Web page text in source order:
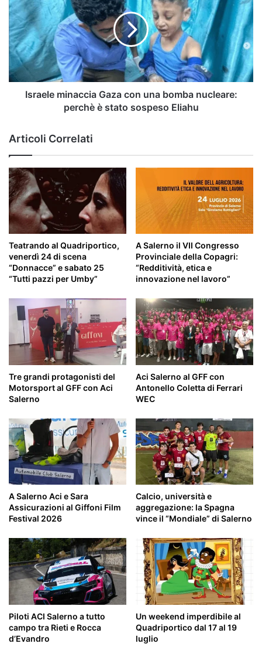
Gaza
con
una
bomba
nucleare:
perchè
è
statoIsraele minaccia Gaza con una bomba nucleare:
perchè è stato sospeso Eliahu
Articoli Correlati
Teatrando al Quadriportico,
venerdì 24 di scena
“Donnacce” e sabato 25
“Tutti pazzi per Umby”
A Salerno il VII Congresso
Provinciale della Copagri:
“Redditività, etica e
innovazione nel lavoro”
Tre grandi protagonisti del
Motorsport al GFF con Aci
Salerno
Aci Salerno al GFF con
Antonello Coletta di Ferrari
WEC
A Salerno Aci e Sara
Assicurazioni al Giffoni Film
Festival 2026
Calcio, università e
aggregazione: la Spagna
vince il “Mondiale” di Salerno
Piloti ACI Salerno a tutto
campo tra Rieti e Rocca
d’Evandro
Un weekend imperdibile al
Quadriportico dal 17 al 19
luglio